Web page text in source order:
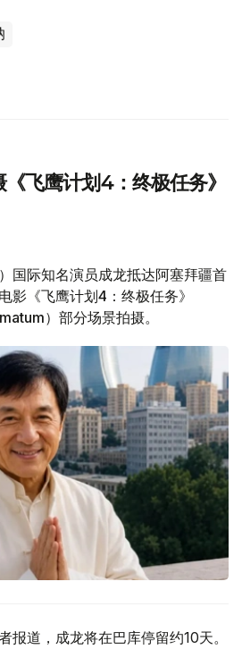
飞鹰计划4：终极任务》
国际知名演员成龙抵达阿塞拜疆首
影《飞鹰计划4：终极任务》
）部分场景拍摄。
报道，成龙将在巴库停留约10天。